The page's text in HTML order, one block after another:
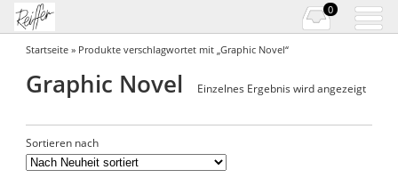
0
Startseite » Produkte verschlagwortet mit „Graphic Novel“
Graphic Novel Einzelnes Ergebnis wird angezeigt
Sortieren nach